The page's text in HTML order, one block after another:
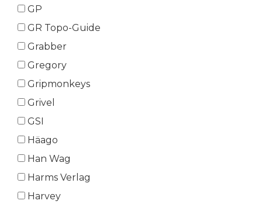
GP
GR Topo-Guide
Grabber
Gregory
Gripmonkeys
Grivel
GSI
Häago
Han Wag
Harms Verlag
Harvey